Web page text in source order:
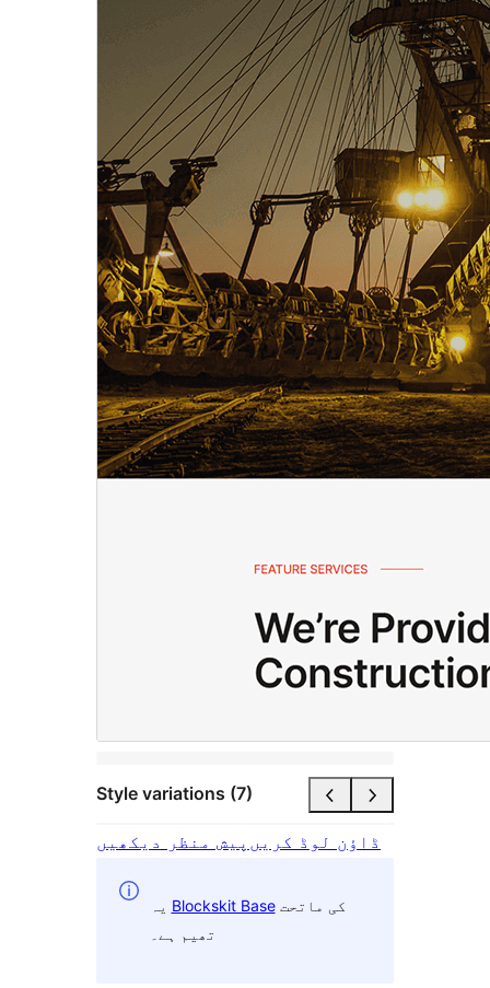
Style variations (7)
پیش منظر دیکھیں ڈاؤن لوڈ کریں
Blockskit Baseکی ماتحت
تھیم ہے۔